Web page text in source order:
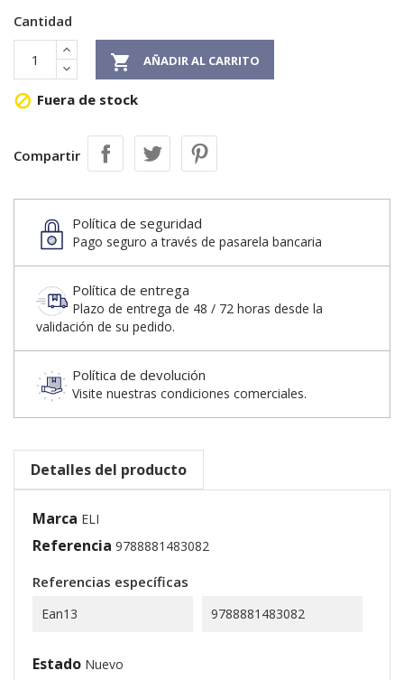
Cantidad
 AÑADIR AL CARRITO
 Fuera de stock
Compartir
Política de seguridad
Pago seguro a través de pasarela bancaria
Política de entrega
Plazo de entrega de 48 / 72 horas desde la
validación de su pedido.
Política de devolución
Visite nuestras condiciones comerciales.
Detalles del producto
Marca ELI
Referencia 9788881483082
Referencias específicas
Ean13 9788881483082
Estado Nuevo